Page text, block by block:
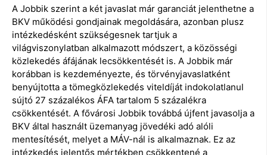
A Jobbik szerint a két javaslat már garanciát jelenthetne a
BKV működési gondjainak megoldására, azonban plusz
intézkedésként szükségesnek tartjuk a
világviszonylatban alkalmazott módszert, a közösségi
közlekedés áfájának lecsökkentését is. A Jobbik már
korábban is kezdeményezte, és törvényjavaslatként
benyújtotta a tömegközlekedés viteldíját indokolatlanul
sújtó 27 százalékos ÁFA tartalom 5 százalékra
csökkentését. A fővárosi Jobbik továbbá újfent javasolja a
BKV által használt üzemanyag jövedéki adó alóli
mentesítését, melyet a MÁV-nál is alkalmaznak. Ez az
intézkedés jelentős mértékben csökkentené a